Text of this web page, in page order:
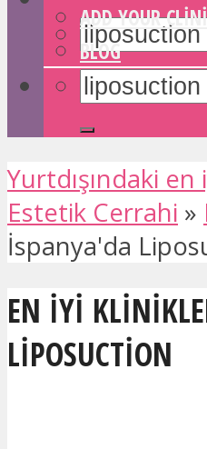
ADD YOUR
BLOG
Yurtdışındaki
Estetik Cerrahi »
İspanya'da
EN IYI
LIPOSUCTION